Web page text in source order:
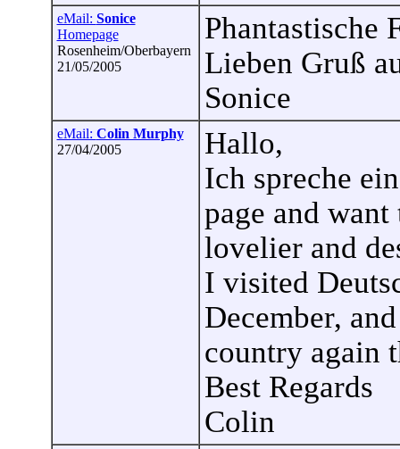
eMail: Sonice
Homepage
Rosenheim/Oberbayern
21/05/2005
Phantastische
Lieben Gruß
Sonice
eMail: Colin Murphy
27/04/2005
Hallo,
Ich spreche
page and
lovelier and
I visited
December,
country again
Best Regards
Colin